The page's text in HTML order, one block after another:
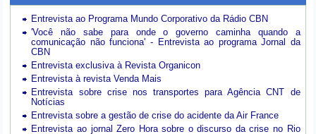
Entrevista ao Programa Mundo Corporativo da Rádio CBN
'Você não sabe para onde o governo caminha quando a
comunicação não funciona' - Entrevista ao programa Jornal da
CBN
Entrevista exclusiva à Revista Organicon
Entrevista à revista Venda Mais
Entrevista sobre crise nos transportes para Agência CNT de
Notícias
Entrevista sobre a gestão de crise do acidente da Air France
Entrevista ao jornal Zero Hora sobre o discurso da crise no Rio